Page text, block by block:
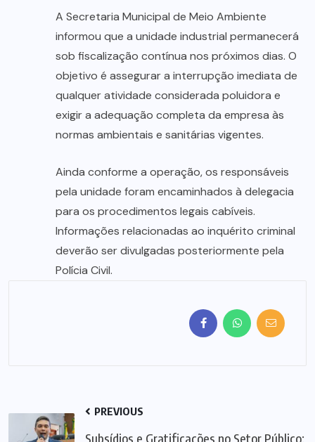
A Secretaria Municipal de Meio Ambiente
informou que a unidade industrial permanecerá
sob fiscalização contínua nos próximos dias. O
objetivo é assegurar a interrupção imediata de
qualquer atividade considerada poluidora e
exigir a adequação completa da empresa às
normas ambientais e sanitárias vigentes.
Ainda conforme a operação, os responsáveis
pela unidade foram encaminhados à delegacia
para os procedimentos legais cabíveis.
Informações relacionadas ao inquérito criminal
deverão ser divulgadas posteriormente pela
Polícia Civil.
PREVIOUS
Subsídios e Gratificações no Setor Público: